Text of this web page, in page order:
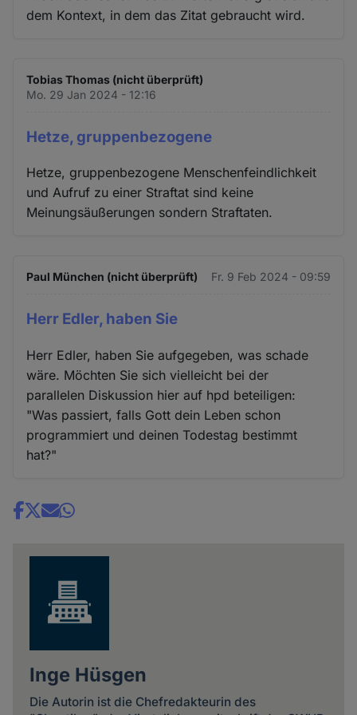
dem Kontext, in dem das Zitat gebraucht wird.
Tobias Thomas (nicht überprüft)
Mo. 29 Jan 2024 - 12:16
Hetze, gruppenbezogene
Hetze, gruppenbezogene Menschenfeindlichkeit
und Aufruf zu einer Straftat sind keine
Meinungsäußerungen sondern Straftaten.
Paul München (nicht überprüft) Fr. 9 Feb 2024 - 09:59
Herr Edler, haben Sie
Herr Edler, haben Sie aufgegeben, was schade
wäre. Möchten Sie sich vielleicht bei der
parallelen Diskussion hier auf hpd beteiligen:
"Was passiert, falls Gott dein Leben schon
programmiert und deinen Todestag bestimmt
hat?"
Share
Inge Hüsgen
Die Autorin ist die Chefredakteurin des